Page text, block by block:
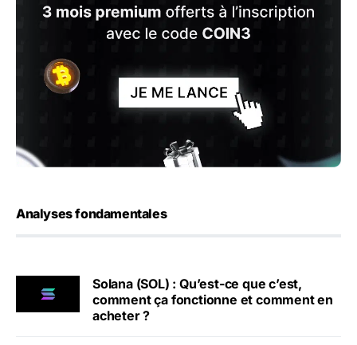
Analyses fondamentales
Solana (SOL) : Qu’est-ce que c’est,
comment ça fonctionne et comment en
acheter ?